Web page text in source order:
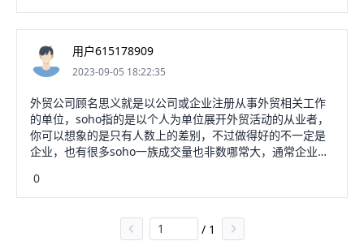
险。平台有利于买家货比三家进行比价，对产品的性
价比要求高。如果被客户差评会面临着减少流量、绩
效评分降低汪模判等风险。所以选择哪种方式需要看
自己的需求。
用户615178909
2023-09-05 18:22:35
外贸公司顾名思义就是以公司或企业注册从事外贸相关工作
的单位，soho指的是以个人为单位展开外贸活动的从业者，
你可以想象的是只有人数上的差别，不过做得好的不一定是
企业，也有很多soho一族成交量也非数哪常大，通常企业和
建站公司显得非常重要。给你一点资料希望能帮到你。在什
么都讲求薯棚码全球化的时代，不管是什么产品，和源只要
质量过关就没有什么太大差别，大众产品全世界订单量很
大，但竞争也很大，所以主要看经营者的心思。现在做外贸
0
/ 1